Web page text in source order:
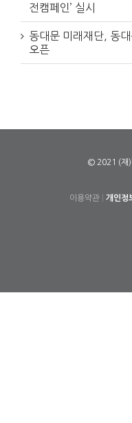
전캠페인’ 실시
동대문 미래재단, 동대
오픈
© 2021 (재)
이용약관| 개인정